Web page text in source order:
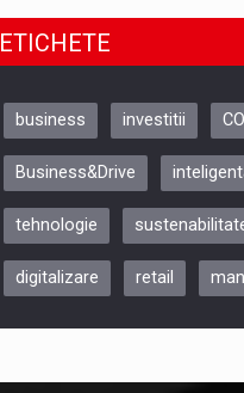
Be Inspired.
ARTEMIS
Oradea – 8
ETICHETE
business investitii
Business&Drive
tehnologie
digitalizare retail